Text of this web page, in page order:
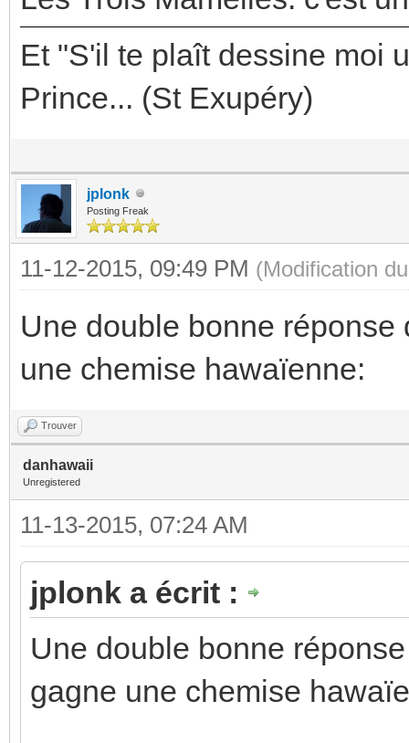
Et "S'il te plaît dessine moi
Prince... (St Exupéry)
jplonk
Posting Freak
11-12-2015, 09:49 PM (Modification
Une double bonne
une chemise hawaïenne:
Trouver
danhawaii
Unregistered
11-13-2015, 07:24 AM
jplonk a écrit :
Une double bonne
gagne une chemise